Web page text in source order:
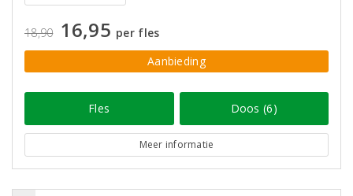
18,90 16,95 per fles
Aanbieding
Fles Doos (6)
Meer informatie